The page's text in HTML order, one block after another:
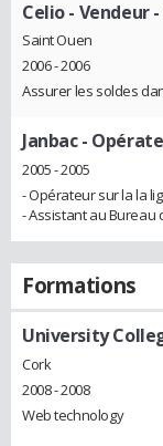
Celio- Vendeur
Saint Ouen
2006 - 2006
Assurer les soldes
Janbac-
2005 - 2005
- Opérateur sur la la
- Assistant au Bureau
Formations
University
Cork
2008 - 2008
Web technology